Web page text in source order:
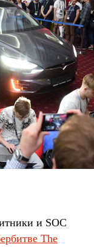
и SOC
The